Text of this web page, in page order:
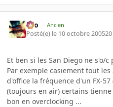
eYo Ancien
Posté(e) le 10 octobre 200520
Et ben si les San Diego ne s'o/c
Par exemple casiement tout
d'office la fréquence d'un FX-
(toujours en air) certains
bon en overclocking ...